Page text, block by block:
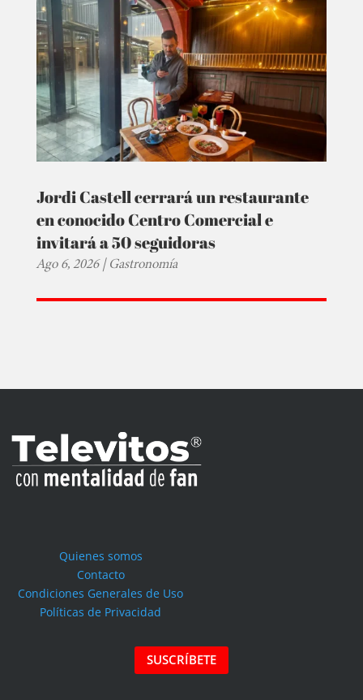
Jordi Castell cerrará un restaurante
en conocido Centro Comercial e
invitará a 50 seguidoras
Ago 6, 2026|Gastronomía
Quienes somos
Contacto
Condiciones Generales de Uso
Políticas de Privacidad
SUSCRÍBETE